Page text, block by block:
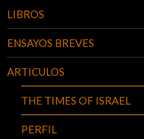
LIBROS
ENSAYOS BREVES
ARTICULOS
THE TIMES OF ISRAEL
PERFIL